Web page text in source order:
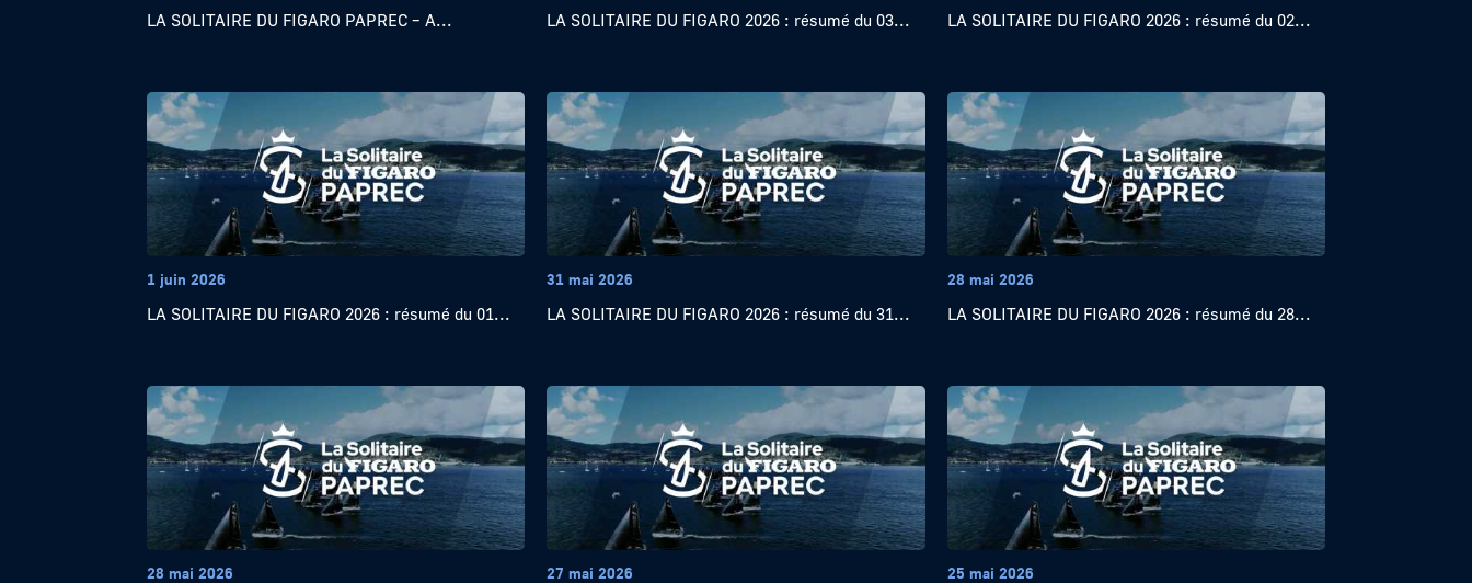
LA SOLITAIRE DU FIGARO PAPREC – A... LA SOLITAIRE DU FIGARO 2026 : résumé du 03... LA SOLITAIRE DU FIGARO 2026 : résumé du 02...
1 juin 2026
LA SOLITAIRE DU FIGARO 2026 : résumé du 01...
31 mai 2026
LA SOLITAIRE DU FIGARO 2026 : résumé du 31...
28 mai 2026
LA SOLITAIRE DU FIGARO 2026 : résumé du 28...
28 mai 2026 27 mai 2026 25 mai 2026